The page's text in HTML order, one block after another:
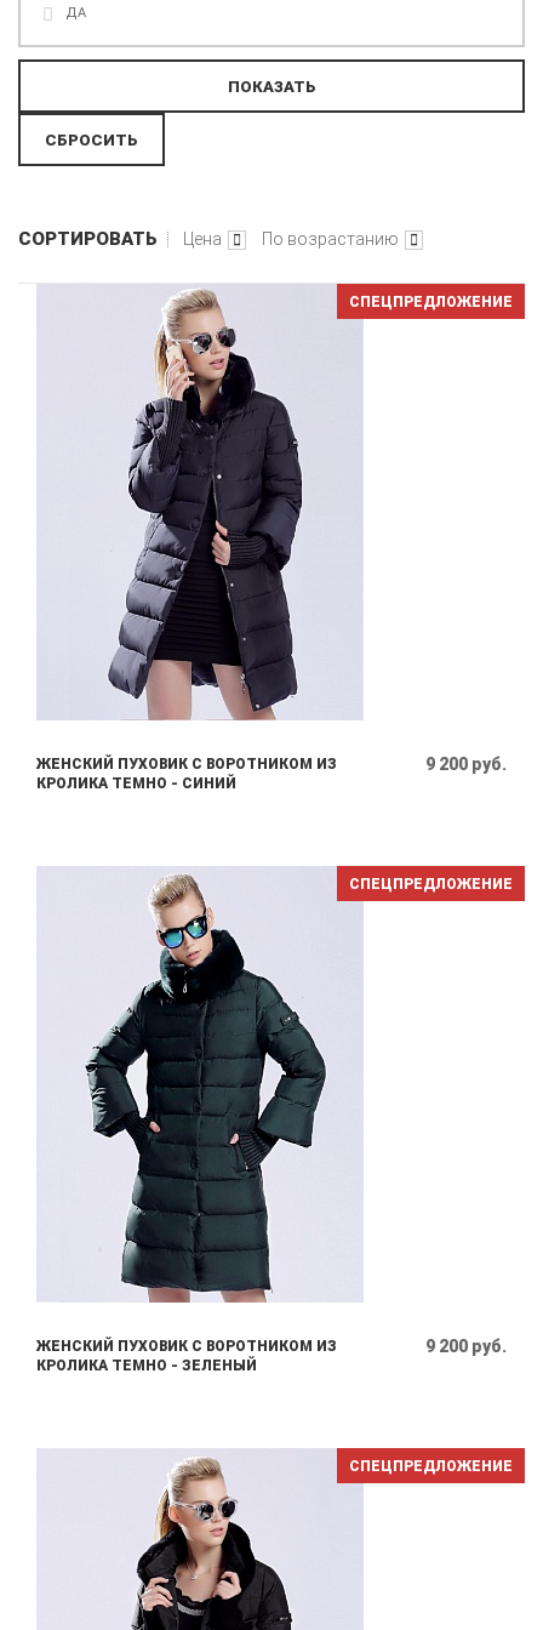
ДА
СОРТИРОВАТЬ Цена По возрастанию
СПЕЦПРЕДЛОЖЕНИЕ
ЖЕНСКИЙ ПУХОВИК С ВОРОТНИКОМ ИЗ
КРОЛИКА ТЕМНО - СИНИЙ
9 200 руб.
СПЕЦПРЕДЛОЖЕНИЕ
ЖЕНСКИЙ ПУХОВИК С ВОРОТНИКОМ ИЗ
КРОЛИКА ТЕМНО - ЗЕЛЕНЫЙ
9 200 руб.
СПЕЦПРЕДЛОЖЕНИЕ